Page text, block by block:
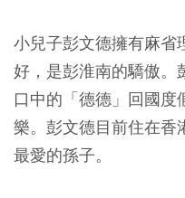
小兒子彭文德擁有麻省
好，是彭淮南的驕傲。
口中的「德德」回國度
樂。彭文德目前住在香
最愛的孫子。